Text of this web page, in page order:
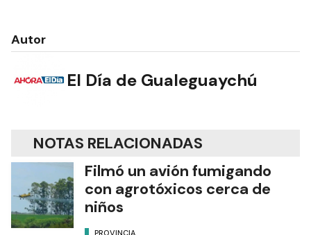
Autor
El Día de Gualeguaychú
NOTAS RELACIONADAS
Filmó un avión fumigando
con agrotóxicos cerca de
niños
PROVINCIA